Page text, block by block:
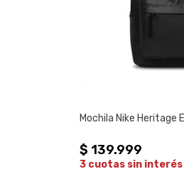
Mochila Nike Heritage
$ 139.999
3 cuotas sin interés